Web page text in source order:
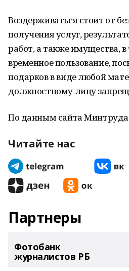
Воздерживаться стоит от
получения услуг,
работ, а также имущества,
временное пользование,
подарков в виде любой
должностному лицу
По данным сайта
Читайте нас
Партнеры
Фотобанк
журналистов РБ